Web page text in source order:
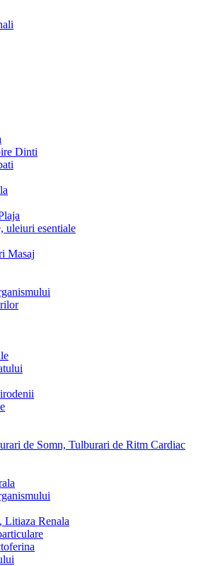
Dinti
uleiuri esentiale
Masaj
de Somn, Tulburari de Ritm Cardiac
Litiaza Renala